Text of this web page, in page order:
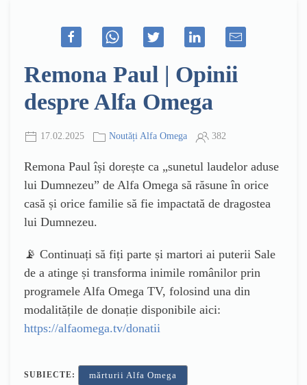
Remona Paul | Opinii
despre Alfa Omega
17.02.2025 Noutăți Alfa Omega 382
Remona Paul își dorește ca „sunetul laudelor aduse
lui Dumnezeu” de Alfa Omega să răsune în orice
casă și orice familie să fie impactată de dragostea
lui Dumnezeu.
📡 Continuați să fiți parte și martori ai puterii Sale
de a atinge și transforma inimile românilor prin
programele Alfa Omega TV, folosind una din
modalitățile de donație disponibile aici:
https://alfaomega.tv/donatii
SUBIECTE: mărturii Alfa Omega